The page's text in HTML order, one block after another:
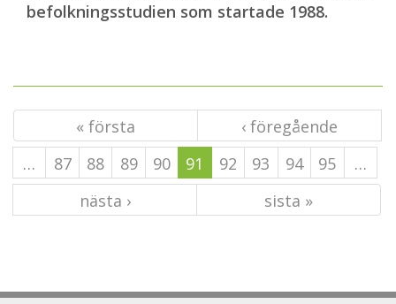
befolkningsstudien som startade 1988.
« första
‹ föregående
…
87 88 89 90 91 92 93 94 95
…
nästa ›
sista »